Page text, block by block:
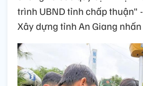
trình UBND tỉnh chấp thuận"
Xây dựng tỉnh An Giang